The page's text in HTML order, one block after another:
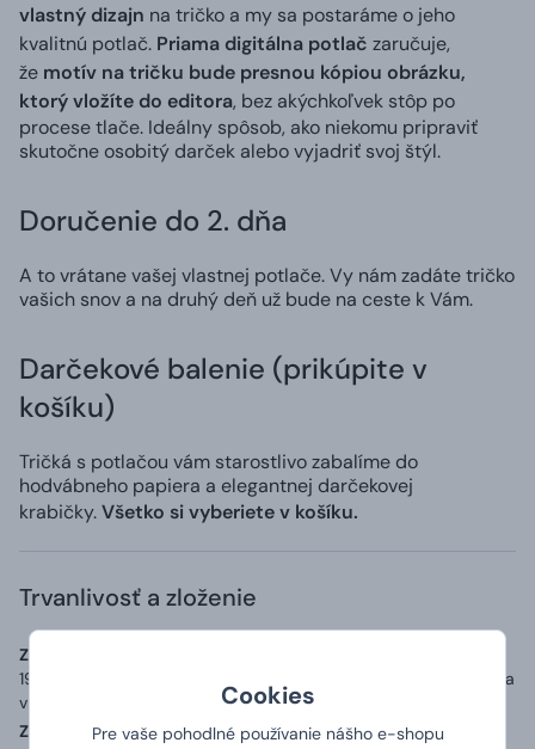
Cookies
Pre vaše pohodlné používanie nášho e-shopu
vlastný dizajn na tričko a my sa postaráme o jeho
kvalitnú potlač. Priama digitálna potlač zaručuje,
že motív na tričku bude presnou kópiou obrázku,
ktorý vložíte do editora, bez akýchkoľvek stôp po
procese tlače. Ideálny spôsob, ako niekomu pripraviť
skutočne osobitý darček alebo vyjadriť svoj štýl.
Doručenie do 2. dňa
A to vrátane vašej vlastnej potlače. Vy nám zadáte tričko
vašich snov a na druhý deň už bude na ceste k Vám.
Darčekové balenie (prikúpite v
košíku)
Tričká s potlačou vám starostlivo zabalíme do
hodvábneho papiera a elegantnej darčekovej
krabičky.Všetko si vyberiete v košíku.
Trvanlivosť a zloženie
Zoznam zložiek (zloženie):
190 g/m2, přídavek 5 % elastanu v průkrčníku a zpevňující páska
v ramenou.
Země původu: Vyrobeno v Bangladéši, potištěno v ČR